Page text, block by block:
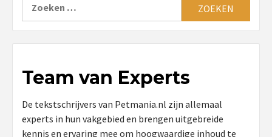
Team van Experts
De tekstschrijvers van Petmania.nl zijn allemaal
experts in hun vakgebied en brengen uitgebreide
kennis en ervaring mee om hoogwaardige inhoud te